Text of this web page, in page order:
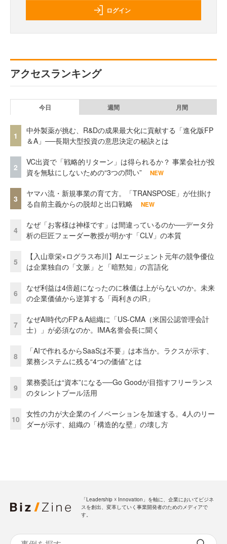
ログイン
アクセスランキング
今日 週間 月間
1
中外製薬が挑む、R&Dの成果最大化に貢献する「進化版FP
＆A」──長期大型投資の意思決定の秘訣とは
2
VC出資で「戦略的リターン」は得られるか？ 事業会社が投
資を無駄にしないための“3つの問い”
NEW
3
ヤマハ流・新規事業の育て方。「TRANSPOSE」が仕掛け
る自前主義からの脱却と出口戦略
NEW
4
なぜ「お客様は神様です」は間違っているのか──データ分
析の巨匠フェーダー教授が明かす「CLV」の本質
5
【入山章栄×ログラス布川】AIエージェント元年の競争優位
は企業独自の「文脈」と「暗黙知」の言語化
6
なぜ利益は4倍超になったのに株価は上がらないのか。未来
の企業価値から逆算する「両利きのIR」
7
なぜAI時代のFP＆A組織に「US-CMA（米国公認管理会計
士）」が必須なのか。IMA名誉会長に聞く
8
「AIで作れるからSaaSは不要」は本当か。ラクスが示す、
業務システムに残る“4つの価値”とは
9
業務委託は“資本”になる──Go Goodが目指すフリーランス
のタレントプール活用
10
女性の力が大企業のイノベーションを加速する。4人のリー
ダーが示す、組織の「構造的な壁」の壊し方
「Leadership ☓ Innovation」を軸に、企業においてビジネ
スを創出、変革していく事業開発者のためのメディアで
す。